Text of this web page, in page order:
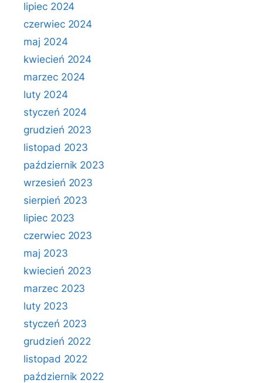
lipiec 2024
czerwiec 2024
maj 2024
kwiecień 2024
marzec 2024
luty 2024
styczeń 2024
grudzień 2023
listopad 2023
październik 2023
wrzesień 2023
sierpień 2023
lipiec 2023
czerwiec 2023
maj 2023
kwiecień 2023
marzec 2023
luty 2023
styczeń 2023
grudzień 2022
listopad 2022
październik 2022